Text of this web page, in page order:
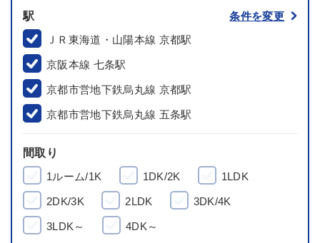
駅
条件を変更
ＪＲ東海道・山陽本線 京都駅
京阪本線 七条駅
京都市営地下鉄烏丸線 京都駅
京都市営地下鉄烏丸線 五条駅
間取り
1ルーム/1K
1DK/2K 1LDK
2DK/3K 2LDK 3DK/4K
3LDK～ 4DK～